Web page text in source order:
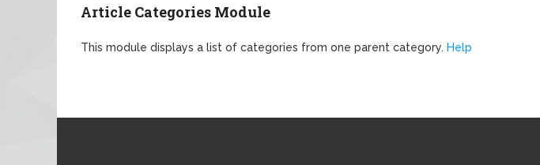
Article Categories Module
This module displays a list of categories from one parent category. Help